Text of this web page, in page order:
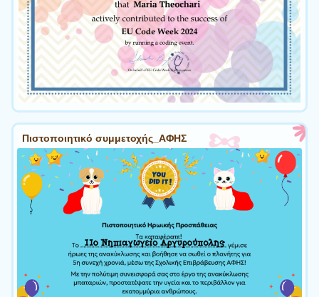
Πιστοποιητικό συμμετοχής_ΑΦΗΣ